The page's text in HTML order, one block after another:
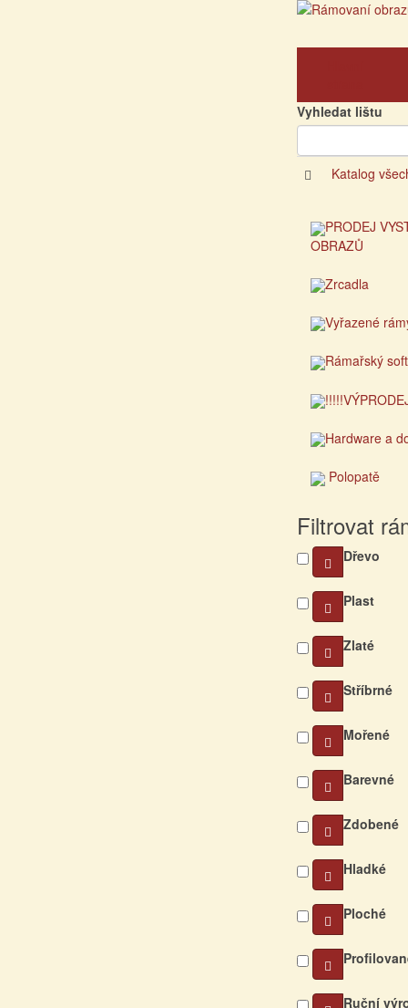
Vyhledat lištu
Katalog
PRODEJ
OBRAZŮ
Zrcadla
Vyřazené
Rámařský
Hardware a
Polopatě
Filtrovat
Dřevo
Plast
Zlaté
Stříbrné
Mořené
Barevné
Zdobené
Hladké
Ploché
Ruční